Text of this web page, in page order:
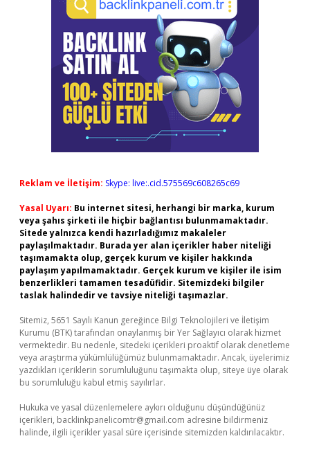
Reklam ve İletişim: Skype: live:.cid.575569c608265c69
Yasal Uyarı: Bu internet sitesi, herhangi bir marka, kurum
veya şahıs şirketi ile hiçbir bağlantısı bulunmamaktadır.
Sitede yalnızca kendi hazırladığımız makaleler
paylaşılmaktadır. Burada yer alan içerikler haber niteliği
taşımamakta olup, gerçek kurum ve kişiler hakkında
paylaşım yapılmamaktadır. Gerçek kurum ve kişiler ile isim
benzerlikleri tamamen tesadüfidir. Sitemizdeki bilgiler
taslak halindedir ve tavsiye niteliği taşımazlar.
Sitemiz, 5651 Sayılı Kanun gereğince Bilgi Teknolojileri ve İletişim
Kurumu (BTK) tarafından onaylanmış bir Yer Sağlayıcı olarak hizmet
vermektedir. Bu nedenle, sitedeki içerikleri proaktif olarak denetleme
veya araştırma yükümlülüğümüz bulunmamaktadır. Ancak, üyelerimiz
yazdıkları içeriklerin sorumluluğunu taşımakta olup, siteye üye olarak
bu sorumluluğu kabul etmiş sayılırlar.
Hukuka ve yasal düzenlemelere aykırı olduğunu düşündüğünüz
içerikleri, backlinkpanelicomtr@gmail.com adresine bildirmeniz
halinde, ilgili içerikler yasal süre içerisinde sitemizden kaldırılacaktır.